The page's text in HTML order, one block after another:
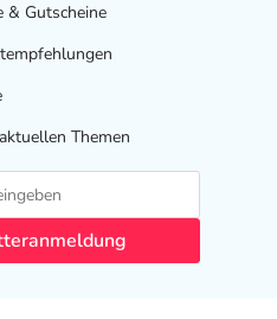
& Gutscheine
Themen